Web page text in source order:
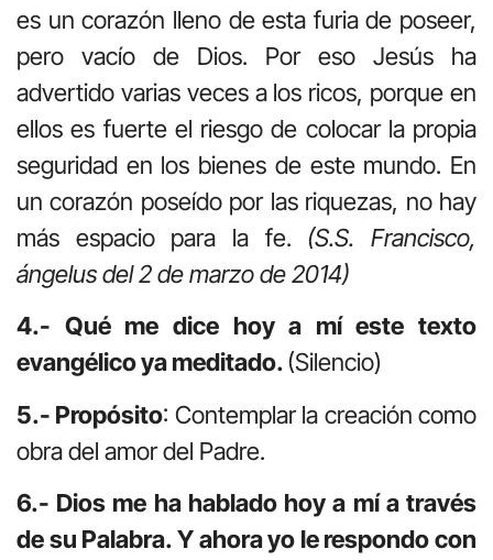
es un corazón lleno de esta furia de poseer,
pero vacío de Dios. Por eso Jesús ha
advertido varias veces a los ricos, porque en
ellos es fuerte el riesgo de colocar la propia
seguridad en los bienes de este mundo. En
un corazón poseído por las riquezas, no hay
más espacio para la fe. (S.S. Francisco,
ángelus del 2 de marzo de 2014)
4.- Qué me dice hoy a mí este texto
evangélico ya meditado.(Silencio)
5.- Propósito: Contemplar la creación como
obra del amor del Padre.
6.- Dios me ha hablado hoy a mí a través
de su Palabra. Y ahora yo le respondo con